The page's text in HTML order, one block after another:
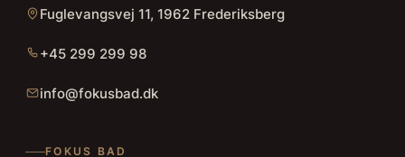
Fuglevangsvej 11, 1962 Frederiksberg
+45 299 299 98
info@fokusbad.dk
FOKUS BAD